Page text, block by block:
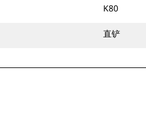
K80
直铲